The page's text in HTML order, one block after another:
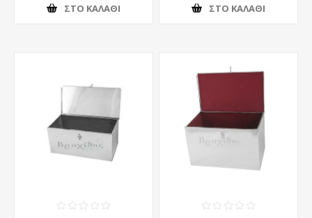
ΣΤΟ ΚΑΛΆΘΙ ΣΤΟ ΚΑΛΆΘΙ